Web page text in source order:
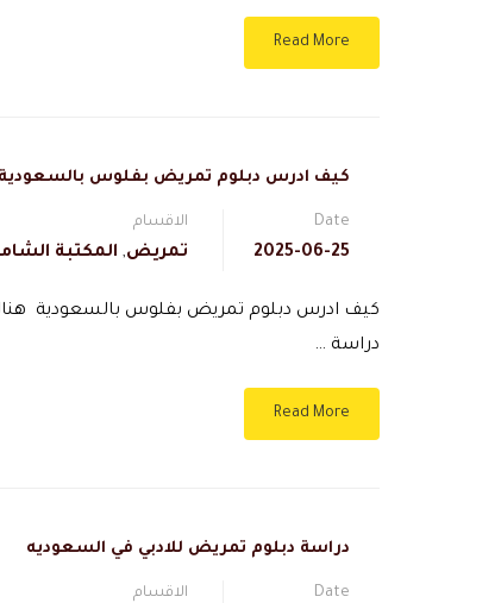
Read More
كيف ادرس دبلوم تمريض بفلوس
Date
2025-06-25
الاقسام
تمريض, المكتبة
كيف ادرس دبلوم تمريض بفلوس بالسعودية
دراسة …
Read More
دراسة دبلوم تمريض للادبي في السعوديه
Date الاقسام